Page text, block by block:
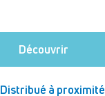
Découvrir
Distribué à proximité